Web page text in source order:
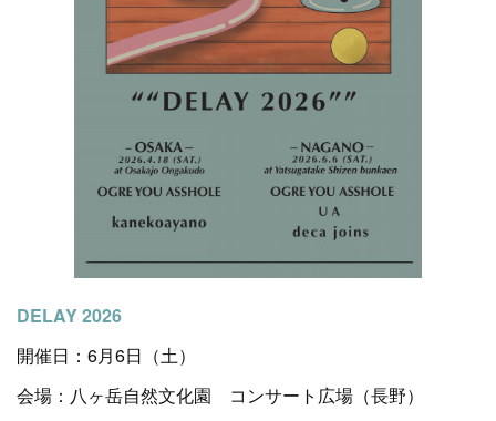
DELAY 2026
開催日：6月6日（土）
会場：八ヶ岳自然文化園 コンサート広場（長野）